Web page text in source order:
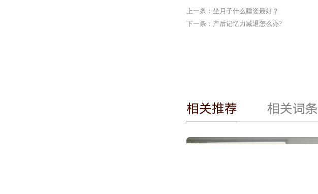
上一条：坐月子什么睡姿最好？
下一条：产后记忆力减退怎么办?
相关推荐 相关词条